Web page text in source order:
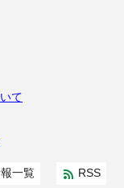
て
一覧 RSS